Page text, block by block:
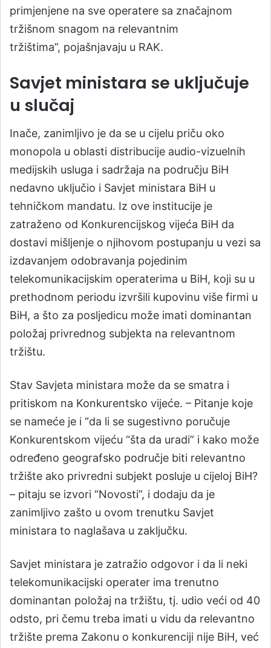
primjenjene na sve operatere sa značajnom
tržišnom snagom na relevantnim
tržištima”, pojašnjavaju u RAK.
Savjet ministara se uključuje
u slučaj
Inače, zanimljivo je da se u cijelu priču oko
monopola u oblasti distribucije audio-vizuelnih
medijskih usluga i sadržaja na području BiH
nedavno uključio i Savjet ministara BiH u
tehničkom mandatu. Iz ove institucije je
zatraženo od Konkurencijskog vijeća BiH da
dostavi mišljenje o njihovom postupanju u vezi sa
izdavanjem odobravanja pojedinim
telekomunikacijskim operaterima u BiH, koji su u
prethodnom periodu izvršili kupovinu više firmi u
BiH, a što za posljedicu može imati dominantan
položaj privrednog subjekta na relevantnom
tržištu.
Stav Savjeta ministara može da se smatra i
pritiskom na Konkurentsko vijeće. – Pitanje koje
se nameće je i “da li se sugestivno poručuje
Konkurentskom vijeću “šta da uradi” i kako može
određeno geografsko područje biti relevantno
tržište ako privredni subjekt posluje u cijeloj BiH?
– pitaju se izvori “Novosti”, i dodaju da je
zanimljivo zašto u ovom trenutku Savjet
ministara to naglašava u zaključku.
Savjet ministara je zatražio odgovor i da li neki
telekomunikacijski operater ima trenutno
dominantan položaj na tržištu, tj. udio veći od 40
odsto, pri čemu treba imati u vidu da relevantno
tržište prema Zakonu o konkurenciji nije BiH, već